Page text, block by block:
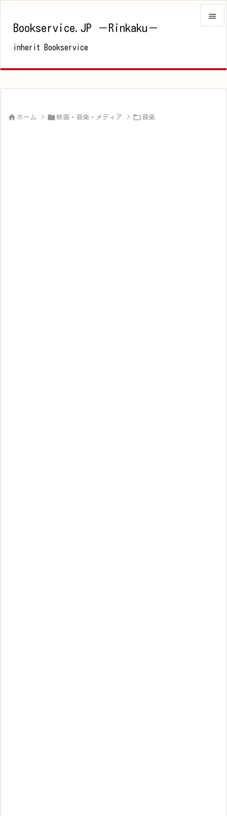
Bookservice.JP －Rinkaku－
inherit Bookservice


 ホーム >  映画・音楽・メディア >  音楽